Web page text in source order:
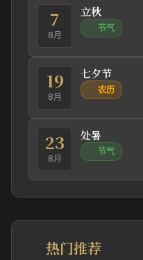
7
8月
立秋
节气
19
8月
七夕节
农历
23
8月
处暑
节气
热门推荐